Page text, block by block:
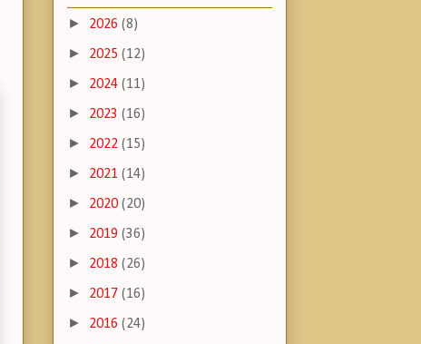
► 2026 (8)
► 2025 (12)
► 2024 (11)
► 2023 (16)
► 2022 (15)
► 2021 (14)
► 2020 (20)
► 2019 (36)
► 2018 (26)
► 2017 (16)
► 2016 (24)